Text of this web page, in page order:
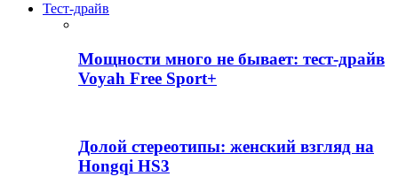
Тест-драйв
Мощности много не бывает: тест-драйв
Voyah Free Sport+
Долой стереотипы: женский взгляд на
Hongqi HS3